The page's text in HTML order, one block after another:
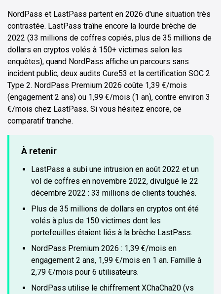
NordPass et LastPass partent en 2026 d'une situation très
contrastée. LastPass traîne encore la lourde brèche de
2022 (33 millions de coffres copiés, plus de 35 millions de
dollars en cryptos volés à 150+ victimes selon les
enquêtes), quand NordPass affiche un parcours sans
incident public, deux audits Cure53 et la certification SOC 2
Type 2. NordPass Premium 2026 coûte 1,39 €/mois
(engagement 2 ans) ou 1,99 €/mois (1 an), contre environ 3
€/mois chez LastPass. Si vous hésitez encore, ce
comparatif tranche.
À retenir
LastPass a subi une intrusion en août 2022 et un
vol de coffres en novembre 2022, divulgué le 22
décembre 2022 : 33 millions de clients touchés.
Plus de 35 millions de dollars en cryptos ont été
volés à plus de 150 victimes dont les
portefeuilles étaient liés à la brèche LastPass.
NordPass Premium 2026 : 1,39 €/mois en
engagement 2 ans, 1,99 €/mois en 1 an. Famille à
2,79 €/mois pour 6 utilisateurs.
NordPass utilise le chiffrement XChaCha20 (vs